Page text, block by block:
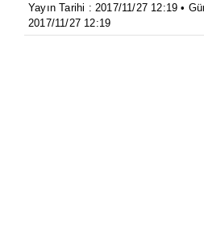
Yayın Tarihi : 2017/11/27 12:19 •
2017/11/27 12:19